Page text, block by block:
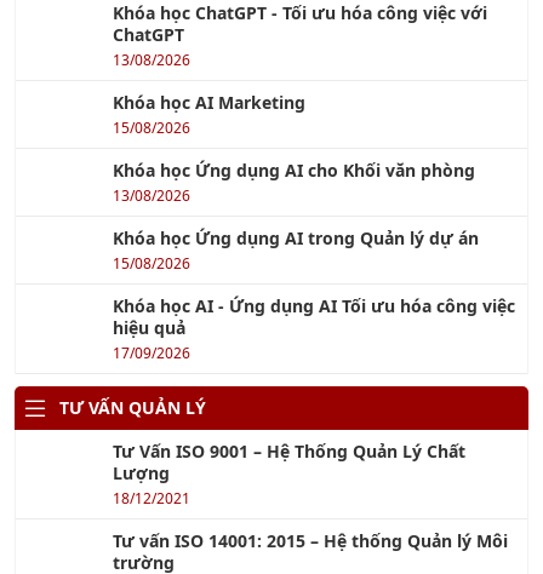
Khóa học ChatGPT - Tối ưu hóa công việc với
ChatGPT
13/08/2026
Khóa học AI Marketing
15/08/2026
Khóa học Ứng dụng AI cho Khối văn phòng
13/08/2026
Khóa học Ứng dụng AI trong Quản lý dự án
15/08/2026
Khóa học AI - Ứng dụng AI Tối ưu hóa công việc
hiệu quả
TƯ VẤN QUẢN LÝ
Tư Vấn ISO 9001 – Hệ Thống Quản Lý Chất
Lượng
Tư vấn ISO 14001: 2015 – Hệ thống Quản lý Môi